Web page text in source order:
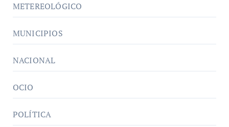
METEREOLÓGICO
MUNICIPIOS
NACIONAL
OCIO
POLÍTICA